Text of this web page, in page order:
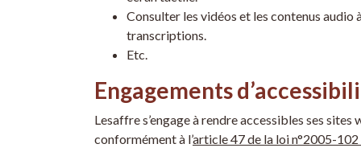
Consulter les vidéos et les contenus audio
transcriptions.
Etc.
Engagements
Lesaffre s’engage à rendre accessibles ses
conformément à l’article 47 de la loi n°2005-